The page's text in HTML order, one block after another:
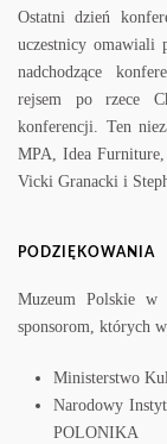
Ostatni dzień
uczestnicy omawiali
nadchodzące
rejsem po rzece
konferencji. Ten
MPA, Idea
Vicki Granacki i
PODZIĘKOWANIA
Muzeum Polskie w
sponsorom, których
Ministerstwo
Narodowy
POLONIKA